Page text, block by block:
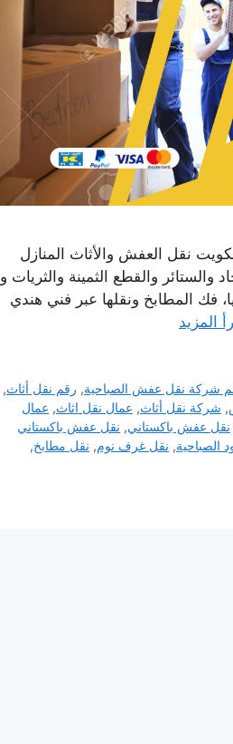
نقل العفش والأثاث المنازل
والقطع الثمينة والثريات و
فك المطابخ ونقلها عبر فني هندي
المزيد
شركة نقل عفش الصباحية, رقم نقل أثاث,
, شركة نقل أثاث, عمال نقل اثاث, عمال
نقل عفش باكستاني, نقل عفش باكستاني
الصباحية, نقل غرف نوم, نقل مطابخ,